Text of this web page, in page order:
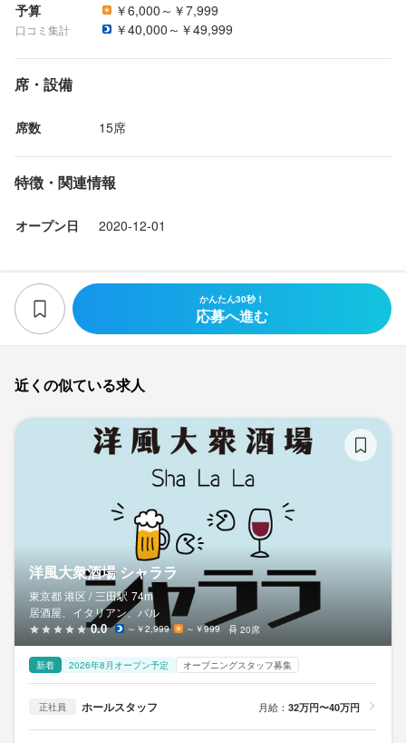
予算
口コミ集計
￥6,000～￥7,999
￥40,000～￥49,999
席・設備
席数 15席
特徴・関連情報
オープン日 2020-12-01
かんたん30秒！
応募へ進む
近くの似ている求人
洋風大衆酒場 シャララ
東京都 港区 / 三田駅 74m
居酒屋、イタリアン、バル
0.0 ～￥2,999 ～￥999 20席
新着 2026年8月オープン予定 オープニングスタッフ募集
正社員 ホールスタッフ 月給： 32万円〜40万円
・人と接することが好きな方
選考の流れ
いただき面接をさせていただきます。実績ややる気によってはそ
の場での採用も可能です。
お店の採用担当者からのメッセージ
と考える方を探しています。
一人ひとりの存在が店の空気を大きく左右します。
接客を本気で学びたい方、
ぜひ一度お話ししましょう。
店名
インフィニート ヒロ
東京都港区赤坂5-1-38 赤坂東商ビル 3F
選考の流れ
応募後、原則2営業日以内に返信しております。一度店舗にお越し
いただき面接をさせていただきます。実績ややる気によってはそ
「少人数でも本気で店を運営したい」
現在は料理長1名、スタッフ数名の
小さなチームで営業しています。
店の未来に直接関わることができます。
・本気で料理に向き合いたい
そう考えている方にとって、
実践的な経験ができる環境です。
まずは一度、お話ししましょう。
店名
インフィニート ヒロ
勤務地
連絡先
035-797-7610
法人名・事業者名
最終更新日2026/05/07
・人と接することが好きな方
選考の流れ
いただき面接をさせていただきます。実績ややる気によってはそ
の場での採用も可能です。
お店の採用担当者からのメッセージ
と考える方を探しています。
一人ひとりの存在が店の空気を大きく左右します。
接客を本気で学びたい方、
ぜひ一度お話ししましょう。
店名
インフィニート ヒロ
東京都港区赤坂5-1-38 赤坂東商ビル 3F
店名
インフィニート ヒロ
勤務地
連絡先
035-797-7610
法人名・事業者名
最終更新日2026/05/07